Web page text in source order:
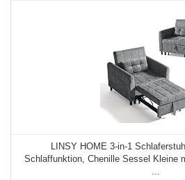
LINSY HOME 3-in-1
Schlaffunktion, Chenille Sessel Kleine